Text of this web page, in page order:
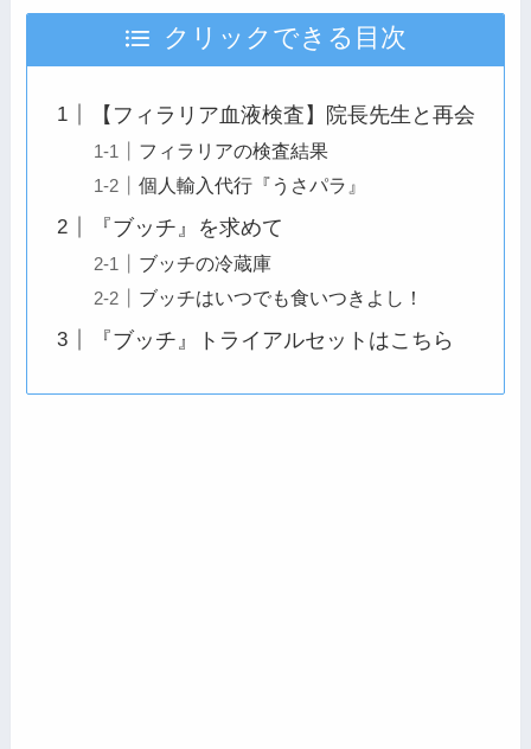
クリックできる目次
【フィラリア血液検査】院長先生と再会
フィラリアの検査結果
個人輸入代行『うさパラ』
『ブッチ』を求めて
ブッチの冷蔵庫
ブッチはいつでも食いつきよし！
『ブッチ』トライアルセットはこちら